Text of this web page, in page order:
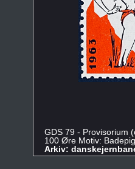
GDS 79 - Provisorium
100 Øre Motiv:
Arkiv: